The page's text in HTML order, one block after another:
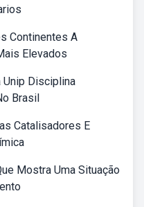
Continentes A
Elevados
Disciplina
Brasil
Catalisadores E
Mostra Uma Situação